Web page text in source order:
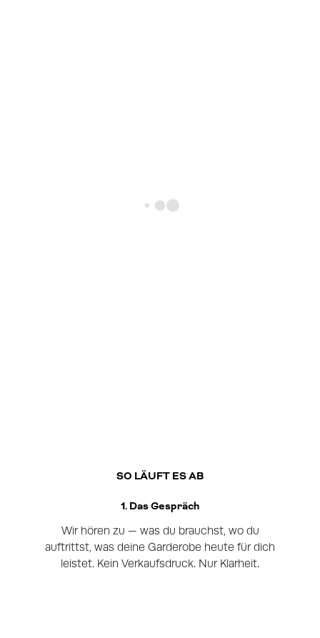
SO LÄUFT ES AB
1. Das Gespräch
Wir hören zu — was du brauchst, wo du
auftrittst, was deine Garderobe heute für dich
leistet. Kein Verkaufsdruck. Nur Klarheit.